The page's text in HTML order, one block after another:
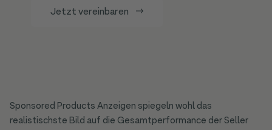
Jetzt vereinbaren
Sponsored Products Anzeigen spiegeln wohl das
realistischste Bild auf die Gesamtperformance der Seller